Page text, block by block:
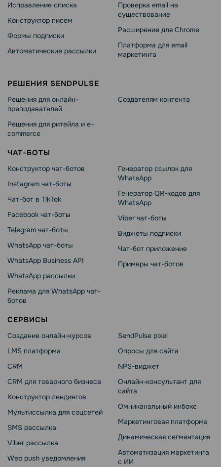
Исправление списка
Конструктор писем
Формы подписки
Автоматические рассылки
Проверка email на
существование
Расширение для Chrome
Платформа для email
маркетинга
РЕШЕНИЯ SENDPULSE
Решения для онлайн-
преподавателей
Решения для ритейла и e-
commerce
Создателям контента
ЧАТ-БОТЫ
Конструктор чат-ботов
Instagram чат-боты
Чат-бот в TikTok
Facebook чат-боты
Telegram чат-боты
WhatsApp чат-боты
WhatsApp Business API
WhatsApp рассылки
Реклама для WhatsApp чат-
ботов
Генератор ссылок для
WhatsApp
Генератор QR-кодов для
WhatsApp
Viber чат-боты
Виджеты подписки
Чат-бот приложение
Примеры чат-ботов
СЕРВИСЫ
Создание онлайн-курсов
LMS платформа
CRM
CRM для товарного бизнеса
Конструктор лендингов
Мультиссылка для соцсетей
SMS рассылка
Viber рассылка
Web push уведомления
SendPulse pixel
Опросы для сайта
NPS-виджет
Онлайн-консультант для
сайта
Омниканальный инбокс
Маркетинговая платформа
Динамическая сегментация
Автоматизация маркетинга
с ИИ